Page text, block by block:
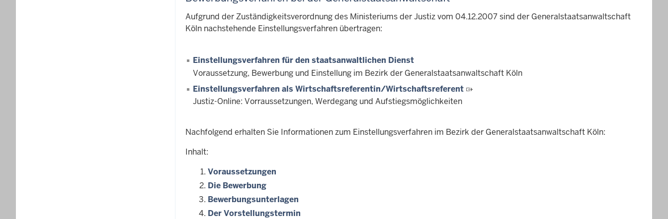
Aufgrund der Zuständigkeitsverordnung des Ministeriums der Justiz vom 04.12.2007 sind der Generalstaatsanwaltschaft
Köln nachstehende Einstellungsverfahren übertragen:
Einstellungsverfahren für den staatsanwaltlichen Dienst
Voraussetzung, Bewerbung und Einstellung im Bezirk der Generalstaatsanwaltschaft Köln
Einstellungsverfahren als Wirtschaftsreferentin/Wirtschaftsreferent
Justiz-Online: Vorraussetzungen, Werdegang und Aufstiegsmöglichkeiten
Nachfolgend erhalten Sie Informationen zum Einstellungsverfahren im Bezirk der Generalstaatsanwaltschaft Köln:
Inhalt:
Voraussetzungen
Die Bewerbung
Bewerbungsunterlagen
Der Vorstellungstermin